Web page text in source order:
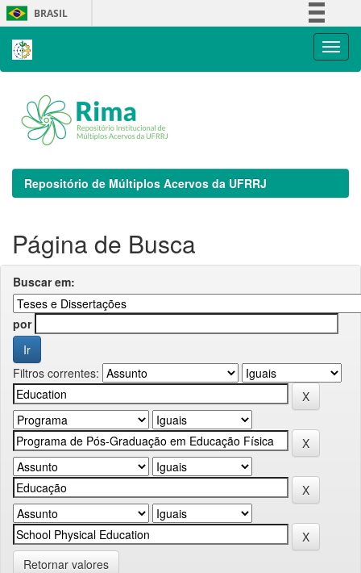
Skip
navigation
BRASIL
Repositório de Múltiplos Acervos da UFRRJ
Página de Busca
Buscar em:
por
Filtros correntes:
Retornar valores